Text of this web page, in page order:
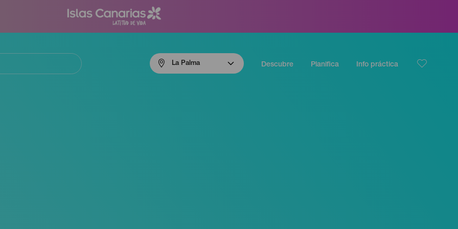
La Palma Descubre Planifica Info práctica